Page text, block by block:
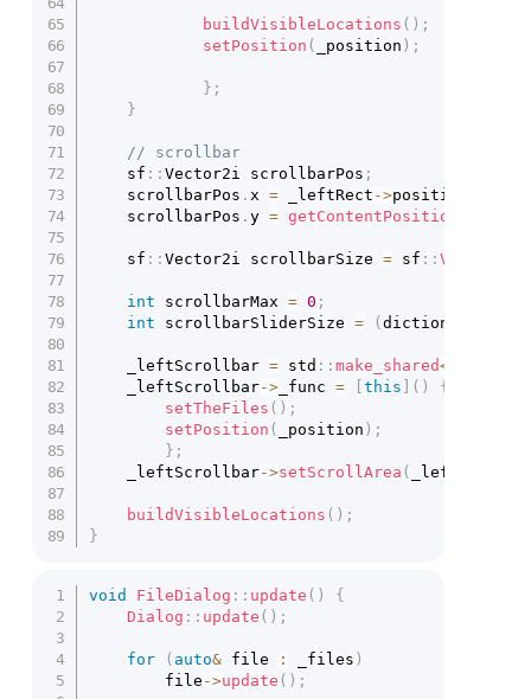
buildVisibleLocations ( ) ;
setPosition ( _position ) ;
} ;
}
// scrollbar
	sf
:: Vector2i scrollbarPos ;
	scrollbarPos
. x = _leftRect ->position
	scrollbarPos
. y = getContentPosition
	sf
:: Vector2i scrollbarSize = sf :: Vector2i
int scrollbarMax = 0 ;
int scrollbarSliderSize = (
	_leftScrollbar
= std :: make_shared<
	_leftScrollbar
->_func = this ( )
{
setTheFiles ( ) ;
setPosition ( _position ) ;
} ;
	_leftScrollbar
->setScrollArea ( _leftRect
buildVisibleLocations ( ) ;
}
void FileDialog :: update ( )
{
Dialog :: update ( ) ;
for ( auto& file : _files )
		file
->update ( ) ;